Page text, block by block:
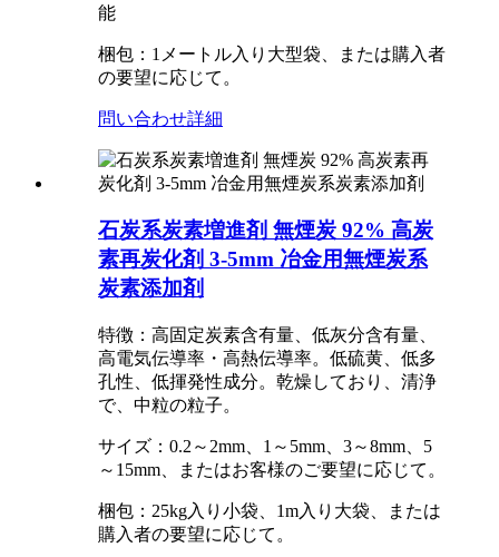
能
梱包：1メートル入り大型袋、または購入者
の要望に応じて。
問い合わせ詳細
石炭系炭素増進剤 無煙炭 92% 高炭
素再炭化剤 3-5mm 冶金用無煙炭系
炭素添加剤
特徴：高固定炭素含有量、低灰分含有量、
高電気伝導率・高熱伝導率。低硫黄、低多
孔性、低揮発性成分。乾燥しており、清浄
で、中粒の粒子。
サイズ：0.2～2mm、1～5mm、3～8mm、5
～15mm、またはお客様のご要望に応じて。
梱包：25kg入り小袋、1m入り大袋、または
購入者の要望に応じて。